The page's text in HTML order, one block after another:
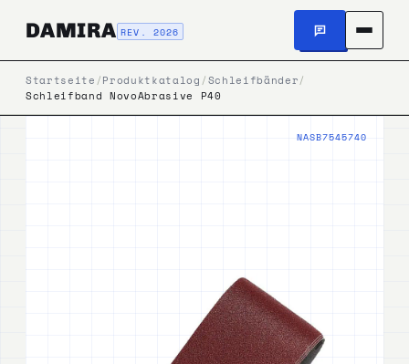
DAMIRA REV. 2026
Startseite /Produktkatalog /Schleifbänder/
Schleifband NovoAbrasive P40
NASB7545740